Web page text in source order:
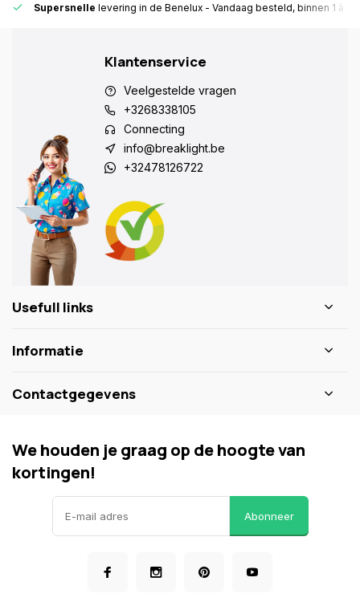
Supersnelle levering in de Benelux - Vandaag besteld, binnen 1 à 2
Klantenservice
Veelgestelde vragen
+3268338105
Connecting
info@breaklight.be
+32478126722
Usefull links
Informatie
Contactgegevens
We houden je graag op de hoogte van
kortingen!
Abonneer